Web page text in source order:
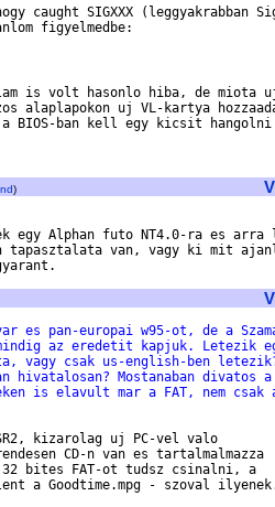
caught SIGXXX (leggyakrabban
figyelmedbe:
is volt hasonlo hiba, de miota
alaplapokon uj VL-kartya
a BIOS-ban kell egy kicsit
)
Alphan futo NT4.0-ra es arra
tapasztalata van, vagy ki mit
es pan-europai w95-ot, de a
mindig az eredetit kapjuk. Letezik
vagy csak us-english-ben
Mostanaban divatos a
is elavult mar a FAT, nem csak
kizarolag uj PC-vel valo
CD-n van es tartalmalmazza
bites FAT-ot tudsz csinalni, a
a Goodtime.mpg - szoval